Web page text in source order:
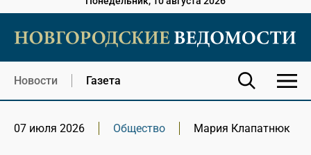
Новости Газета
07 июля 2026 Общество Мария Клапатнюк